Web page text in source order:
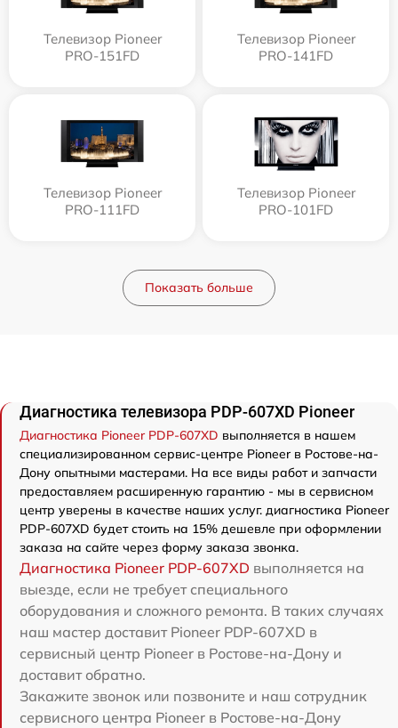
Телевизор Pioneer
PRO-151FD
Телевизор Pioneer
PRO-141FD
Телевизор Pioneer
PRO-111FD
Телевизор Pioneer
PRO-101FD
Показать больше
Диагностика телевизора PDP-607XD Pioneer
Диагностика Pioneer PDP-607XD выполняется в нашем
специализированном сервис-центре Pioneer в Ростове-на-
Дону опытными мастерами. На все виды работ и запчасти
предоставляем расширенную гарантию - мы в сервисном
центр уверены в качестве наших услуг. диагностика Pioneer
PDP-607XD будет стоить на 15% дешевле при оформлении
заказа на сайте через форму заказа звонка.
Диагностика Pioneer PDP-607XD выполняется на
выезде, если не требует специального
оборудования и сложного ремонта. В таких случаях
наш мастер доставит Pioneer PDP-607XD в
сервисный центр Pioneer в Ростове-на-Дону и
доставит обратно.
Закажите звонок или позвоните и наш сотрудник
сервисного центра Pioneer в Ростове-на-Дону